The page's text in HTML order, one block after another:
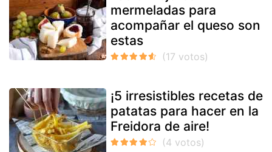
mermeladas para
acompañar el queso son
estas
¡5 irresistibles recetas de
patatas para hacer en la
Freidora de aire!